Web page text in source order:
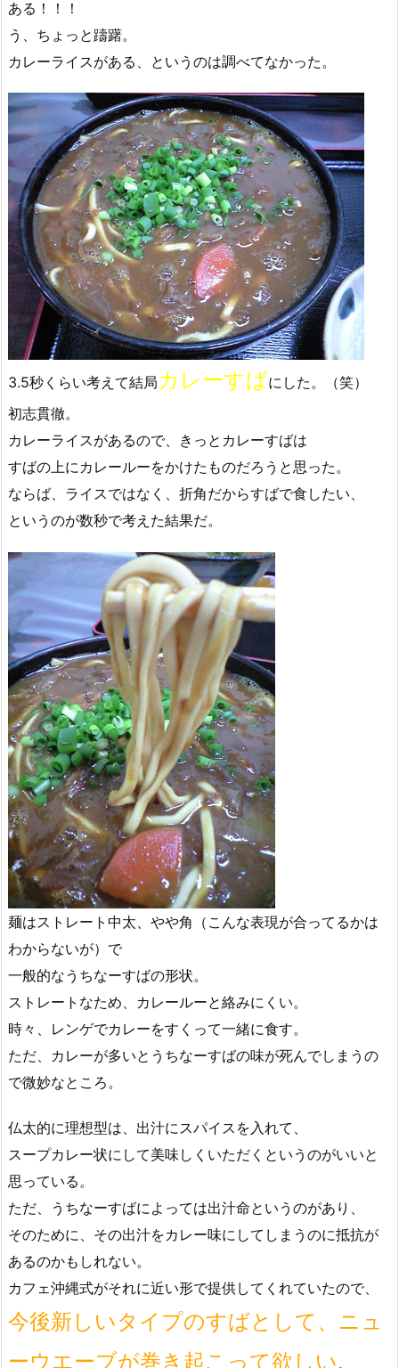
ある！！！
う、ちょっと躊躇。
カレーライスがある、というのは調べてなかった。
3.5秒くらい考えて結局 カレーすばにした。（笑）
初志貫徹。
カレーライスがあるので、きっとカレーすばは
すばの上にカレールーをかけたものだろうと思った。
ならば、ライスではなく、折角だからすばで食したい、
というのが数秒で考えた結果だ。
麺はストレート中太、やや角（こんな表現が合ってるかは
わからないが）で
一般的なうちなーすばの形状。
ストレートなため、カレールーと絡みにくい。
時々、レンゲでカレーをすくって一緒に食す。
ただ、カレーが多いとうちなーすばの味が死んでしまうの
で微妙なところ。
仏太的に理想型は、出汁にスパイスを入れて、
スープカレー状にして美味しくいただくというのがいいと
思っている。
ただ、うちなーすばによっては出汁命というのがあり、
そのために、その出汁をカレー味にしてしまうのに抵抗が
あるのかもしれない。
カフェ沖縄式がそれに近い形で提供してくれていたので、
今後新しいタイプのすばとして、ニュ
ーウエーブが巻き起こって欲しい 。